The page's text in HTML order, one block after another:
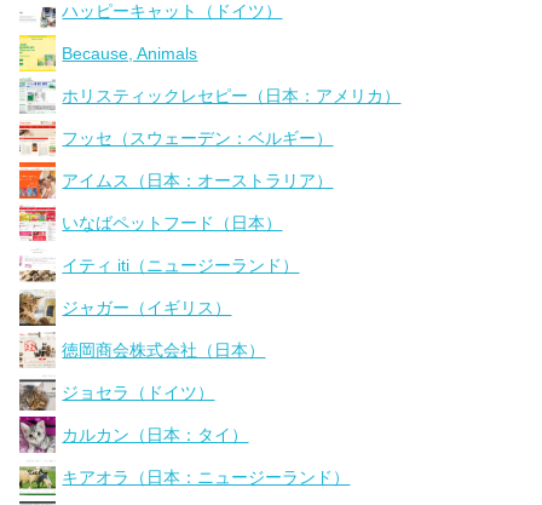
ハッピーキャット（ドイツ）
Because, Animals
ホリスティックレセピー（日本：アメリカ）
フッセ（スウェーデン：ベルギー）
アイムス（日本：オーストラリア）
いなばペットフード（日本）
イティ iti（ニュージーランド）
ジャガー（イギリス）
徳岡商会株式会社（日本）
ジョセラ（ドイツ）
カルカン（日本：タイ）
キアオラ（日本：ニュージーランド）